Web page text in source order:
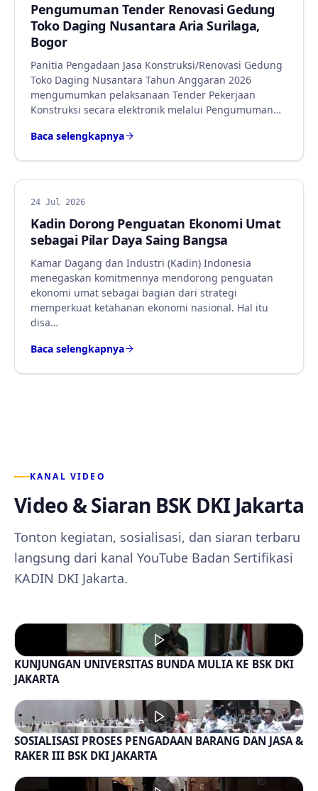
Pengumuman Tender Renovasi Gedung
Toko Daging Nusantara Aria Surilaga,
Bogor
Panitia Pengadaan Jasa Konstruksi/Renovasi Gedung
Toko Daging Nusantara Tahun Anggaran 2026
mengumumkan pelaksanaan Tender Pekerjaan
Konstruksi secara elektronik melalui Pengumuman…
Baca selengkapnya
BERITA
24 Jul 2026
Kadin Dorong Penguatan Ekonomi Umat
sebagai Pilar Daya Saing Bangsa
Kamar Dagang dan Industri (Kadin) Indonesia
menegaskan komitmennya mendorong penguatan
ekonomi umat sebagai bagian dari strategi
memperkuat ketahanan ekonomi nasional. Hal itu
disa…
Baca selengkapnya
KANAL VIDEO
Video & Siaran BSK DKI Jakarta
Tonton kegiatan, sosialisasi, dan siaran terbaru
langsung dari kanal YouTube Badan Sertifikasi
KADIN DKI Jakarta.
KUNJUNGAN UNIVERSITAS BUNDA MULIA KE BSK DKI
JAKARTA
SOSIALISASI PROSES PENGADAAN BARANG DAN JASA &
RAKER III BSK DKI JAKARTA